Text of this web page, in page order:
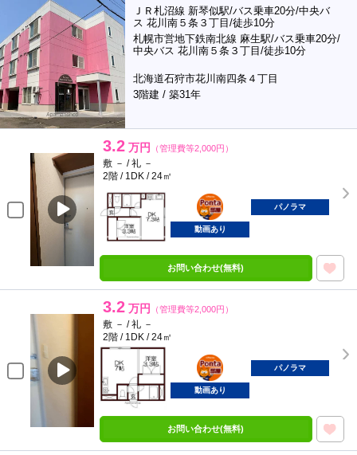
ＪＲ札沼線 新琴似駅/バス乗車20分/中央バ
ス 花川南５条３丁目/徒歩10分
札幌市営地下鉄南北線 麻生駅/バス乗車20分/
中央バス 花川南５条３丁目/徒歩10分
北海道石狩市花川南四条４丁目
3階建 / 築31年
3.2 万円 （管理費等2,000円）
敷 － / 礼 －
2階 / 1DK / 24㎡
ポンタ
部屋
パノラマ
動画あり
お問い合わせ(無料)
3.2 万円 （管理費等2,000円）
敷 － / 礼 －
2階 / 1DK / 24㎡
ポンタ
部屋
パノラマ
動画あり
お問い合わせ(無料)